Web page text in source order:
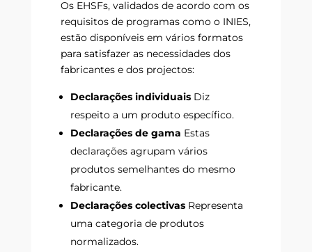
Os EHSFs, validados de acordo com os
requisitos de programas como o INIES,
estão disponíveis em vários formatos
para satisfazer as necessidades dos
fabricantes e dos projectos:
Declarações individuaisDiz
respeito a um produto específico.
Declarações de gama Estas
declarações agrupam vários
produtos semelhantes do mesmo
fabricante.
Declarações colectivasRepresenta
uma categoria de produtos
normalizados.